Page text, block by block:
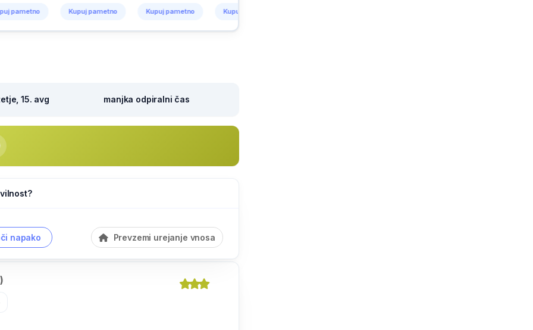
Kupuj pametno
Kupuj pametno
Kupuj pametno
15. avg manjka odpiralni čas
napako Prevzemi urejanje vnosa